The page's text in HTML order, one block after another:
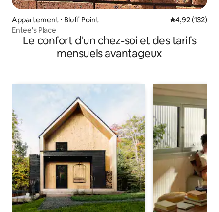
Appartement ⋅ Bluff Point Évaluation
4,92 (132)
Entee's Place
Le confort d'un chez-soi et des tarifs
mensuels avantageux